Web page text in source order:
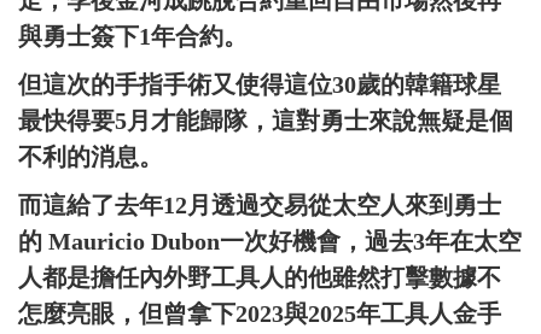
與勇士簽下1年合約。
但這次的手指手術又使得這位30歲的韓籍球星
最快得要5月才能歸隊，這對勇士來說無疑是個
不利的消息。
而這給了去年12月透過交易從太空人來到勇士
的 Mauricio Dubon一次好機會，過去3年在太空
人都是擔任內外野工具人的他雖然打擊數據不
怎麼亮眼，但曾拿下2023與2025年工具人金手